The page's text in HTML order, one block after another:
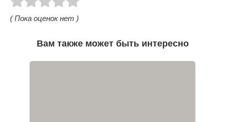
( Пока оценок нет )
Вам также может быть интересно